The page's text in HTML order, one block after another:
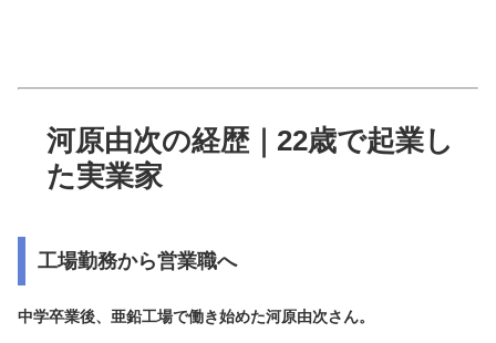
河原由次の経歴｜22歳で起業し
た実業家
工場勤務から営業職へ
中学卒業後、亜鉛工場で働き始めた河原由次さん。